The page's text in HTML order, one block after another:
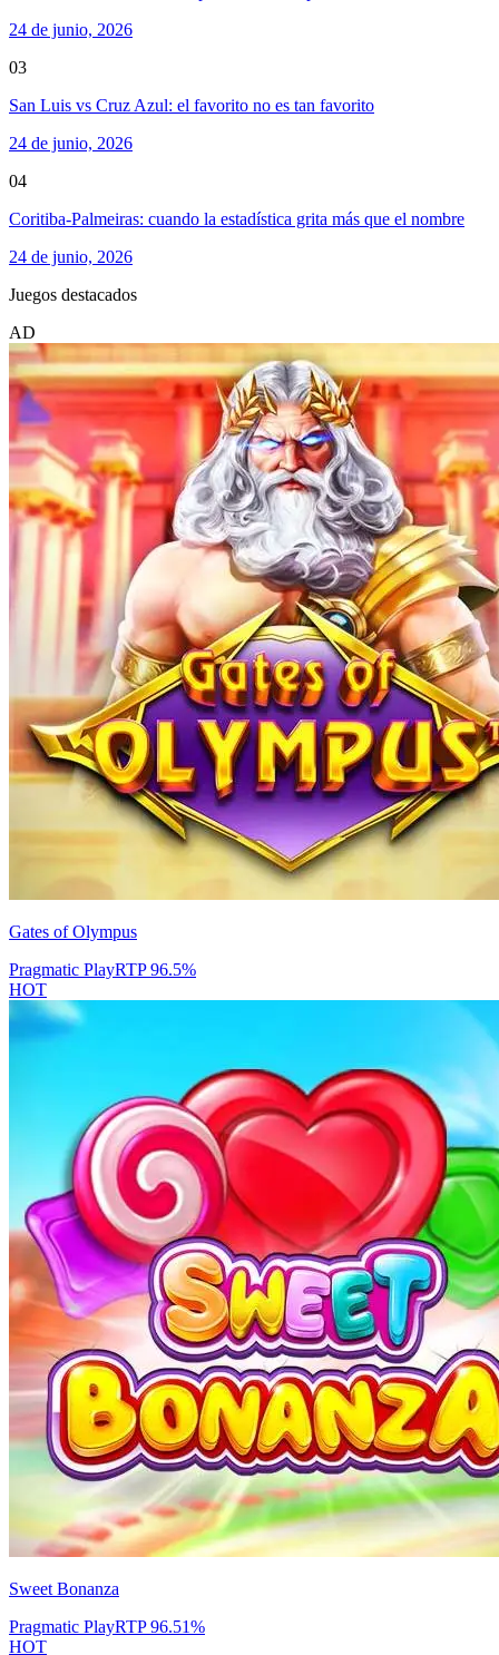
24 de junio, 2026
03
San Luis vs Cruz Azul: el favorito no es tan favorito
24 de junio, 2026
04
Coritiba-Palmeiras: cuando la estadística grita más que el nombre
24 de junio, 2026
Juegos destacados
AD
Gates of Olympus
Pragmatic PlayRTP96.5%
HOT
Sweet Bonanza
Pragmatic PlayRTP96.51%
HOT